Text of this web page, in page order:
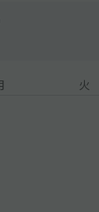
火